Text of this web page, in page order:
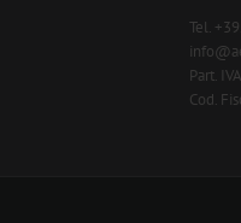
Tel.
Part.
Cod.